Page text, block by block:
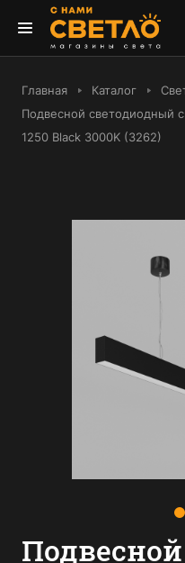
Главная Каталог
Подвесной светодиодный
1250 Black 3000K (3262)
Подвесной